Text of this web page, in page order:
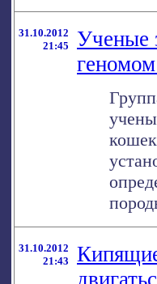
31.10.2012
21:45
Ученые
31.10.2012
21:43